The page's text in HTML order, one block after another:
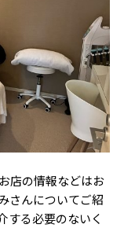
店の情報などはお
さんについてご紹
する必要のないく